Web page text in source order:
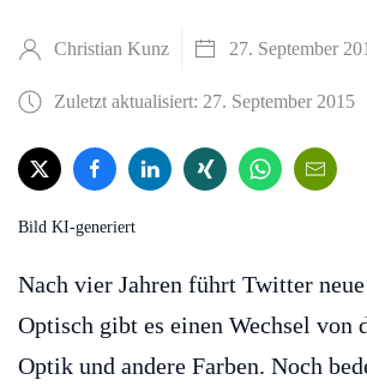
Christian Kunz 27. September
Zuletzt aktualisiert: 27. September 2015
Bild KI-generiert
Nach vier Jahren führt Twitter
Optisch gibt es einen Wechsel von
Optik und andere Farben. Noch